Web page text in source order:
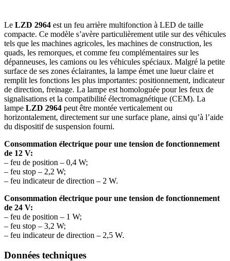
Le LZD 2964 est un feu arrière multifonction à LED de taille
compacte. Ce modèle s’avère particulièrement utile sur des véhicules
tels que les machines agricoles, les machines de construction, les
quads, les remorques, et comme feu complémentaires sur les
dépanneuses, les camions ou les véhicules spéciaux. Malgré la petite
surface de ses zones éclairantes, la lampe émet une lueur claire et
remplit les fonctions les plus importantes: positionnement, indicateur
de direction, freinage. La lampe est homologuée pour les feux de
signalisations et la compatibilité électromagnétique (CEM). La
lampe LZD 2964 peut être montée verticalement ou
horizontalement, directement sur une surface plane, ainsi qu’à l’aide
du dispositif de suspension fourni.
Consommation électrique pour une tension de fonctionnement
de 12 V:
– feu de position – 0,4 W;
– feu stop – 2,2 W;
– feu indicateur de direction – 2 W.
Consommation électrique pour une tension de fonctionnement
de 24 V:
– feu de position – 1 W;
– feu stop – 3,2 W;
– feu indicateur de direction – 2,5 W.
Données techniques